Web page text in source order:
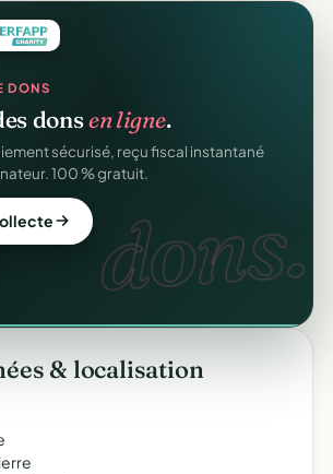
d'association
élégante et un site de collecte, prêts
webmaster.
gratuit dons.
DONS
donsen ligne.
sécurisé, reçu fiscal instantané
100 % gratuit.
& localisation